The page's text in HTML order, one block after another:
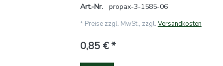
Art.-Nr.
propax-3-1585-06
* Preise zzgl. MwSt., zzgl. Versandkosten
0,85 € *